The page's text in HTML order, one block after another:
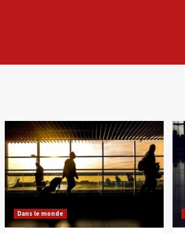
Dans le monde